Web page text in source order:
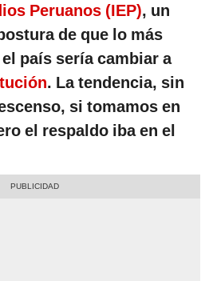
Peruanos (IEP), un
de que lo más
país sería cambiar a
. La tendencia, sin
si tomamos en
el respaldo iba en el